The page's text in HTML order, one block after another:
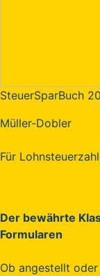
SteuerSparBuch
Müller-Dobler
Für
Der bewährte
Formularen
Ob angestellt